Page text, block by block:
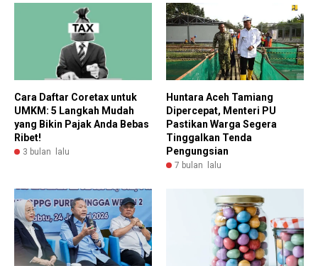
Cara Daftar Coretax untuk
UMKM: 5 Langkah Mudah
yang Bikin Pajak Anda Bebas
Ribet!
3 bulan lalu
Huntara Aceh Tamiang
Dipercepat, Menteri PU
Pastikan Warga Segera
Tinggalkan Tenda
Pengungsian
7 bulan lalu